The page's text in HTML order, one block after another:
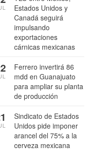
Estados Unidos y
Canadá seguirá
impulsando
exportaciones
cárnicas mexicanas
Ferrero invertirá 86
mdd en Guanajuato
para ampliar su planta
de producción
Sindicato de Estados
Unidos pide imponer
arancel del 75% a la
cerveza mexicana